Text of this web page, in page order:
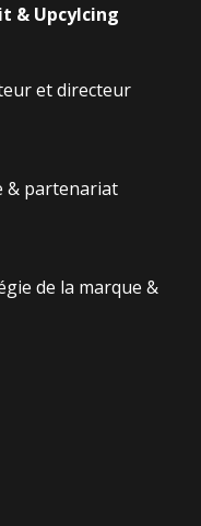
& Upcylcing
et directeur
& partenariat
de la marque &